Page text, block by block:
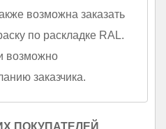
возможна заказать
по раскладке RAL.
возможно
заказчика.
ПОКУПАТЕЛЕЙ